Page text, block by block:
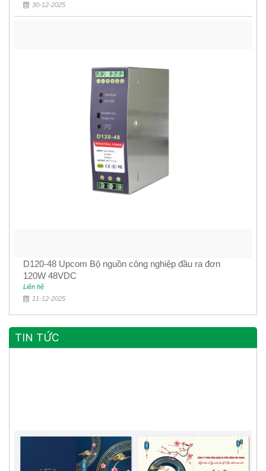
30-12-2025
D120-48 Upcom Bộ nguồn công nghiệp đầu ra đơn
120W 48VDC
Liên hệ
11-12-2025
TIN TỨC